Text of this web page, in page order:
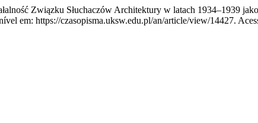
Związku Słuchaczów Architektury w latach 1934–1939
em: https://czasopisma.uksw.edu.pl/an/article/view/14427.